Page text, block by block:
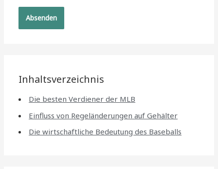
Inhaltsverzeichnis
Die besten Verdiener der MLB
Einfluss von Regeländerungen auf Gehälter
Die wirtschaftliche Bedeutung des Baseballs